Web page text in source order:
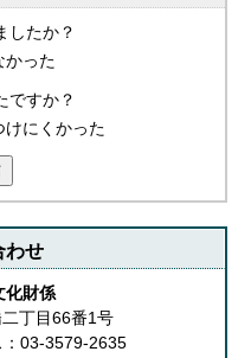
したか？
かった
ですか？
けにくかった
わせ
化財係
丁目66番1号
03-3579-2635